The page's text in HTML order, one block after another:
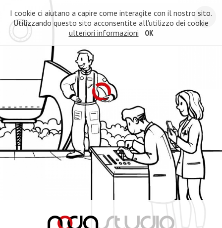
I cookie ci aiutano a capire come interagite con il nostro sito.
Utilizzando questo sito acconsentite all'utilizzo dei cookie
ulteriori informazioni
OK